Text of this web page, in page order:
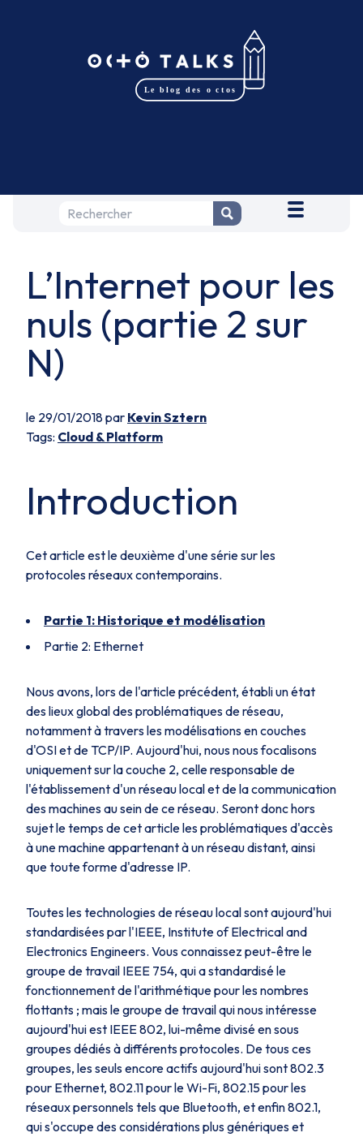
L’Internet pour les
nuls (partie 2 sur
N)
le 29/01/2018 par Kevin Sztern
Tags: Cloud & Platform
Introduction
Cet article est le deuxième d'une série sur les
protocoles réseaux contemporains.
Partie 1: Historique et modélisation
Partie 2: Ethernet
Nous avons, lors de l'article précédent, établi un état
des lieux global des problématiques de réseau,
notamment à travers les modélisations en couches
d'OSI et de TCP/IP. Aujourd'hui, nous nous focalisons
uniquement sur la couche 2, celle responsable de
l'établissement d'un réseau local et de la communication
des machines au sein de ce réseau. Seront donc hors
sujet le temps de cet article les problématiques d'accès
à une machine appartenant à un réseau distant, ainsi
que toute forme d'adresse IP.
Toutes les technologies de réseau local sont aujourd'hui
standardisées par l'IEEE, Institute of Electrical and
Electronics Engineers. Vous connaissez peut-être le
groupe de travail IEEE 754, qui a standardisé le
fonctionnement de l'arithmétique pour les nombres
flottants ; mais le groupe de travail qui nous intéresse
aujourd'hui est IEEE 802, lui-même divisé en sous
groupes dédiés à différents protocoles. De tous ces
groupes, les seuls encore actifs aujourd'hui sont802.3
pour Ethernet, 802.11pour le Wi-Fi, 802.15pour les
réseaux personnels tels que Bluetooth, et enfin802.1,
qui s'occupe des considérations plus génériques et